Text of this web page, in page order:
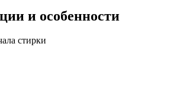
и особенности
стирки